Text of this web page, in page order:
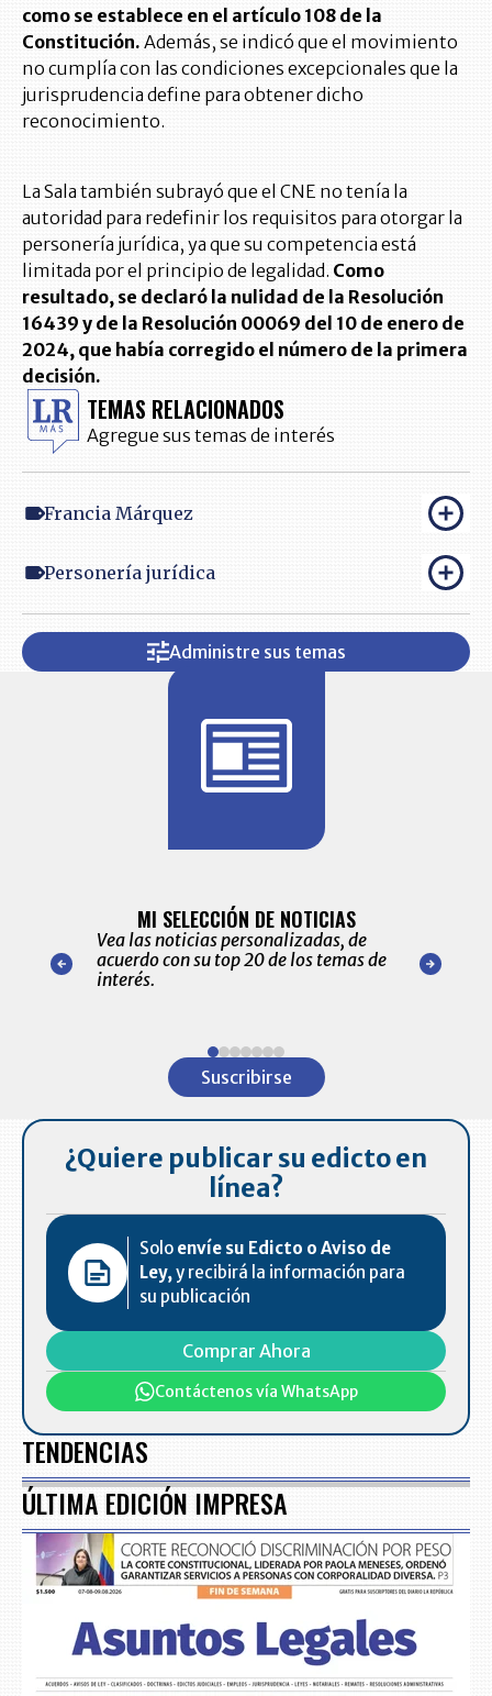
como se establece en el artículo 108 de la
Constitución. Además, se indicó que el movimiento
no cumplía con las condiciones excepcionales que la
jurisprudencia define para obtener dicho
reconocimiento.
La Sala también subrayó que el CNE no tenía la
autoridad para redefinir los requisitos para otorgar la
personería jurídica, ya que su competencia está
limitada por el principio de legalidad. Como
resultado, se declaró la nulidad de la Resolución
16439 y de la Resolución 00069 del 10 de enero de
2024, que había corregido el número de la primera
decisión.
TEMAS RELACIONADOS
Agregue sus temas de interés
Francia Márquez
Personería jurídica
Administre sus temas
nuestro
para
MI SELECCIÓN DE NOTICIAS
Vea las noticias personalizadas, de
acuerdo con su top 20 de los temas de
interés.
de las
Suscribirse
¿Quiere publicar su edicto en
línea?
Solo envíe su Edicto o Aviso de
Ley,y recibirá la información para
su publicación
Comprar Ahora
Contáctenos vía WhatsApp
TENDENCIAS
ÚLTIMA EDICIÓN IMPRESA